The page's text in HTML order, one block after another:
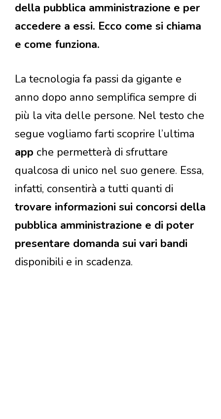
della pubblica amministrazione e per
accedere a essi. Ecco come si chiama
e come funziona.
La tecnologia fa passi da gigante e
anno dopo anno semplifica sempre di
più la vita delle persone. Nel testo che
segue vogliamo farti scoprire l’ultima
app che permetterà di sfruttare
qualcosa di unico nel suo genere. Essa,
infatti, consentirà a tutti quanti di
trovare informazioni sui concorsi della
pubblica amministrazione e di poter
presentare domanda sui vari bandi
disponibili e in scadenza.